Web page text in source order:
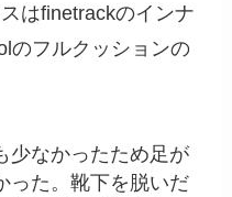
はfinetrackのインナ
のフルクッションの
少なかったため足が
った。靴下を脱いだ